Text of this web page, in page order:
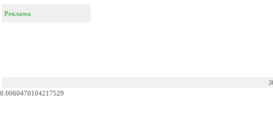
Реклама
0.0060470104217529